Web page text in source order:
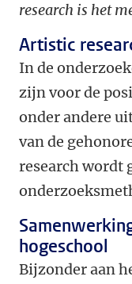
research is het
Artistic
In de
zijn voor de
onder andere
van de
research wordt
hogeschool
Bijzonder aan